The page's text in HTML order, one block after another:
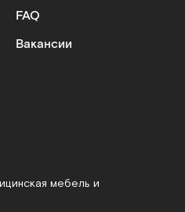
FAQ
Вакансии
мебель и